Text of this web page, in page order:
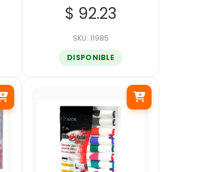
$ 92.23
SKU: 11985
DISPONIBLE